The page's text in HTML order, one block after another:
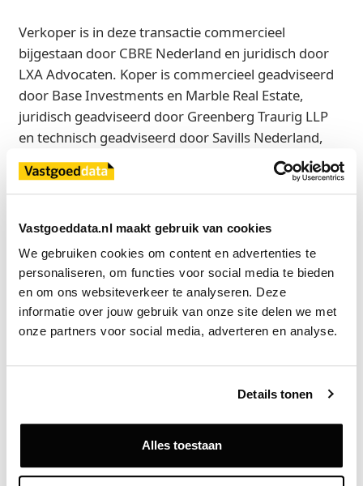
Vastgoeddata.nl maakt gebruik van cookies
We gebruiken cookies om content en advertenties te
personaliseren, om functies voor social media te bieden
en om ons websiteverkeer te analyseren. Deze
informatie over jouw gebruik van onze site delen we met
onze partners voor social media, adverteren en analyse.
Details tonen
Alles toestaan
Verkoper is in deze transactie commercieel
bijgestaan door CBRE Nederland en juridisch door
LXA Advocaten. Koper is commercieel geadviseerd
door Base Investments en Marble Real Estate,
juridisch geadviseerd door Greenberg Traurig LLP
en technisch geadviseerd door Savills Nederland,
Hofstede cs Milieuadviseurs en CFP Green Buildings.
CBRE
Exclusief voor licentiehouders
Zie direct welke partijen en panden betrokken zijn bij dit nieuws.
Deze informatie is alleen beschikbaar voor licentiehouders van